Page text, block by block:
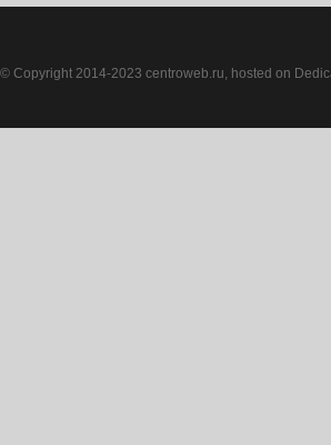
© Copyright 2014-2023 centroweb.ru, hosted on